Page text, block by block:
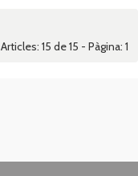
Articles: 15 de 15 - Pàgina: 1